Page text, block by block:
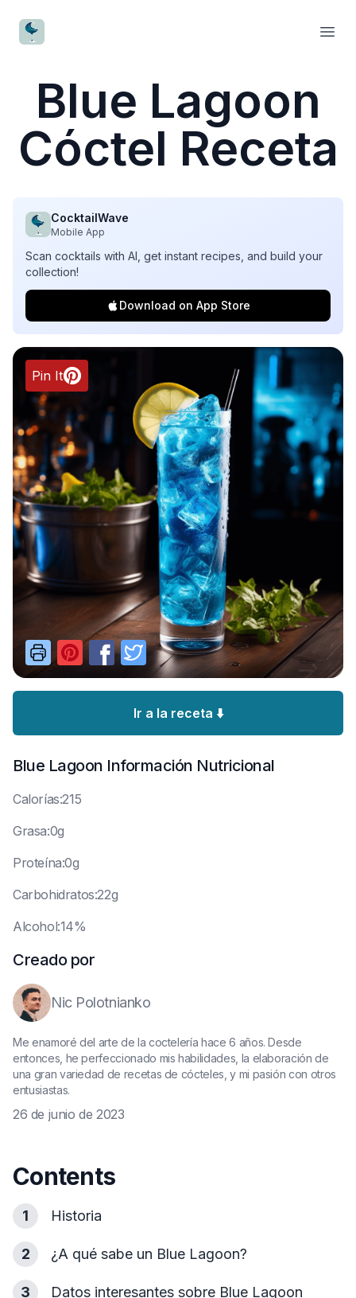
CocktailWave
Blue Lagoon
Cóctel Receta
CocktailWave
Mobile App
Scan cocktails with AI, get instant recipes, and build your
collection!
Download on App Store
Pin It
Ir a la receta ⬇️
Blue Lagoon Información Nutricional
Calorías:215
Grasa:0g
Proteína:0g
Carbohidratos:22g
Alcohol:14%
Creado por
Nic Polotnianko
Me enamoré del arte de la coctelería hace 6 años. Desde
entonces, he perfeccionado mis habilidades, la elaboración de
una gran variedad de recetas de cócteles, y mi pasión con otros
entusiastas.
26 de junio de 2023
Contents
1 Historia
2 ¿A qué sabe un Blue Lagoon?
3 Datos interesantes sobre Blue Lagoon